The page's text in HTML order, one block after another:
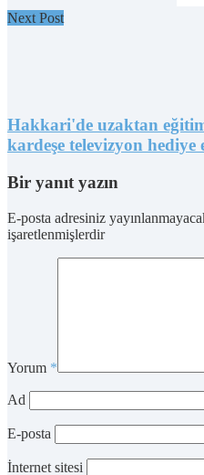
Next Post
Hakkari'de uzaktan
kardeşe televizyon hediye
Bir yanıt yazın
E-posta adresiniz
işaretlenmişlerdir
Yorum *
Ad
E-posta
İnternet sitesi